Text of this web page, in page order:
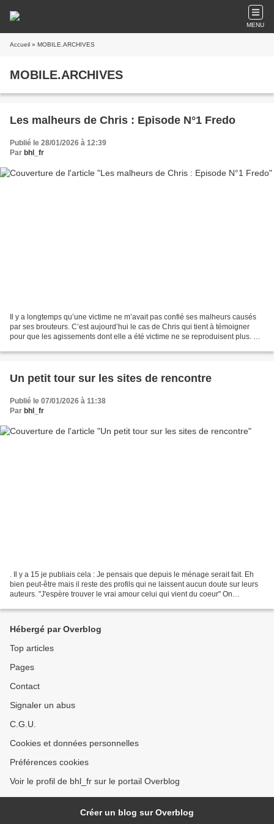
MENU
Accueil » MOBILE.ARCHIVES
MOBILE.ARCHIVES
Les malheurs de Chris : Episode N°1 Fredo
Publié le 28/01/2026 à 12:39
Par bhl_fr
Il y a longtemps qu’une victime ne m’avait pas confié ses malheurs causés
par ses brouteurs. C’est aujourd’hui le cas de Chris qui tient à témoigner
pour que les agissements dont elle a été victime ne se reproduisent plus. De
Un petit tour sur les sites de rencontre
Publié le 07/01/2026 à 11:38
Par bhl_fr
. Il y a 15 je publiais cela : Je pensais que depuis le ménage serait fait. Eh
bien peut-être mais il reste des profils qui ne laissent aucun doute sur leurs
auteurs. "J'espère trouver le vrai amour celui qui vient du coeur" On
Hébergé par Overblog
Top articles
Pages
Contact
Signaler un abus
C.G.U.
Cookies et données personnelles
Préférences cookies
Voir le profil de bhl_fr sur le portail Overblog
Créer un blog sur Overblog